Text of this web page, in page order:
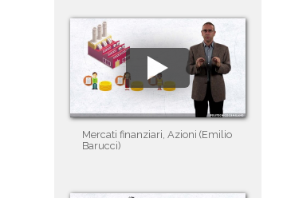
Mercati finanziari, Azioni (Emilio
Barucci)